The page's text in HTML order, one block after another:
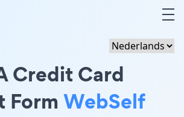
Credit Card
Form WebSelf